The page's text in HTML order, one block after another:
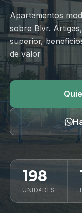
Ubicación
Contacto
Apartamentos
sobre Blvr.
superior,
de valor.
198
UNIDADES